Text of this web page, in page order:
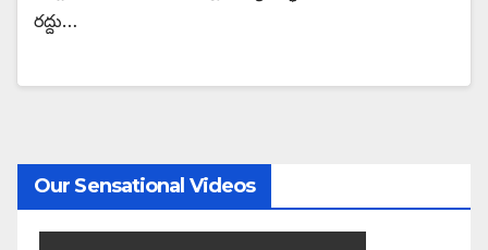
రద్దు…
Our Sensational Videos